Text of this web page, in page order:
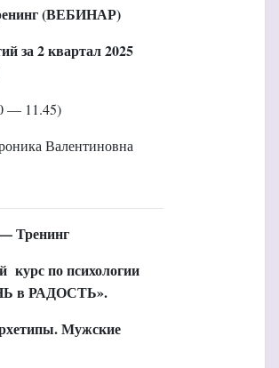
(ВЕБИНАР)
за 2 квартал 2025
— 11.45)
Валентиновна
Тренинг
курс по психологии
в РАДОСТЬ».
Мужские